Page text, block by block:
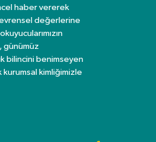
haber vererek
evrensel değerlerine
günümüz
bilincini benimseyen
kimliğimizle